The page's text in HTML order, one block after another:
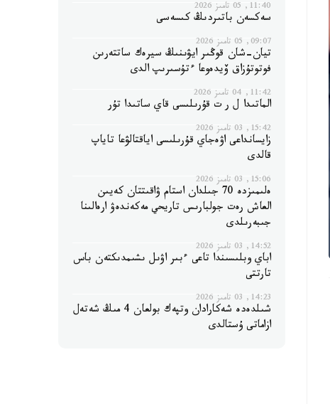
11:40, 05 تامىز 2026
سەكسەن باتىردىڭ كىسەسى
09:07, 05 تامىز 2026
تيان-شان قوڭىر ايۋىنىڭ سيرەك ساتتەرىن
فوتوتۇزاق ۆيدەوعا ءتۇسىرىپ الدى
11:42, 04 تامىز 2026
الماتىدا ل ر ت قۇرىلىسى قاي ساتىدا تۇر
15:42, 03 تامىز 2026
زايسانداعى اۋەجاي قۇرىلىسى اياقتالۋعا تاياپ
قالدى
15:06, 03 تامىز 2026
ەلىمىزدە 70 جىلدان استام ۋاقىتتان كەيىن
العاش رەت جولبارىس تاريحي مەكەندەۋ ارەالىنا
جىبەرىلدى
14:52, 03 تامىز 2026
اباي وبلىسىندا تاعى ءبىر اۋىل ىشىمدىكتەن باس
تارتتى
14:23, 03 تامىز 2026
شىلدەدە شەكارادان وتپەك بولعان 4 مىڭ شەتەل
ازاماتى ۇستالدى